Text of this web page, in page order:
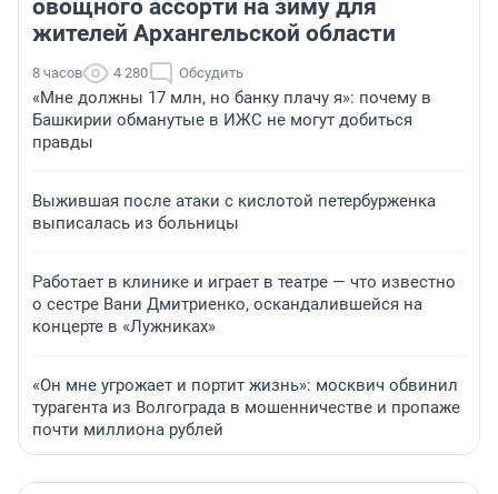
овощного ассорти на зиму для
жителей Архангельской области
8 часов 4 280 Обсудить
«Мне должны 17 млн, но банку плачу я»: почему в
Башкирии обманутые в ИЖС не могут добиться
правды
Выжившая после атаки с кислотой петербурженка
выписалась из больницы
Работает в клинике и играет в театре — что известно
о сестре Вани Дмитриенко, оскандалившейся на
концерте в «Лужниках»
«Он мне угрожает и портит жизнь»: москвич обвинил
турагента из Волгограда в мошенничестве и пропаже
почти миллиона рублей